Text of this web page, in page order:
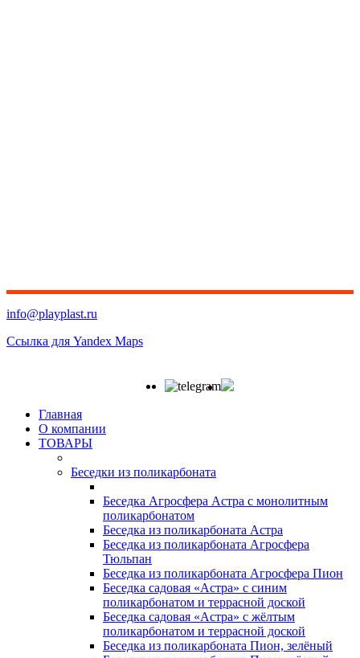
info@playplast.ru
Ссылка для Yandex Maps
Главная
О компании
ТОВАРЫ
Беседки из поликарбоната
Беседка Агросфера Астра с монолитным
поликарбонатом
Беседка из поликарбоната Астра
Беседка из поликарбоната Агросфера
Тюльпан
Беседка из поликарбоната Агросфера Пион
Беседка садовая «Астра» с синим
поликарбонатом и террасной доской
Беседка садовая «Астра» с жёлтым
поликарбонатом и террасной доской
Беседка из поликарбоната Пион, зелёный